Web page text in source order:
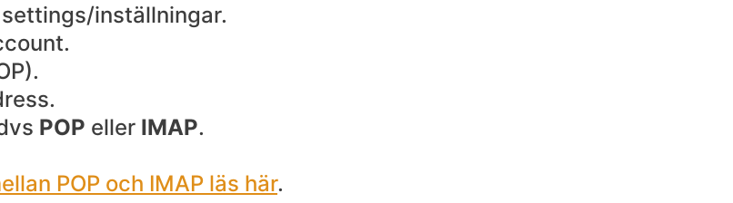
inställningar.
POP eller IMAP.
POP och IMAP läs här.